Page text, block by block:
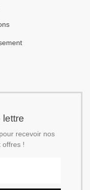
lettre
recevoir nos
offres !